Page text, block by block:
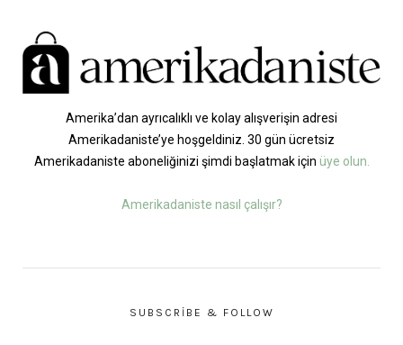
Amerika’dan ayrıcalıklı ve kolay alışverişin adresi
Amerikadaniste’ye hoşgeldiniz. 30 gün ücretsiz
Amerikadaniste aboneliğinizi şimdi başlatmak için üye olun.
Amerikadaniste nasıl çalışır?
SUBSCRIBE & FOLLOW